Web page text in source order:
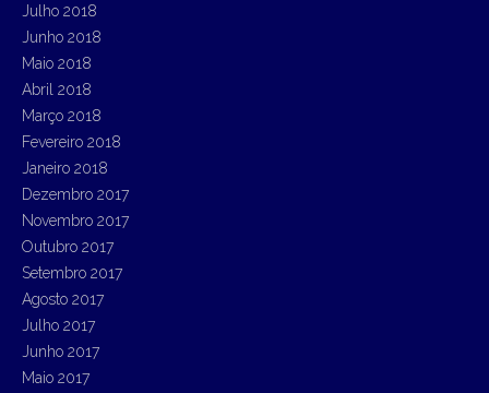
Julho 2018
Junho 2018
Maio 2018
Abril 2018
Março 2018
Fevereiro 2018
Janeiro 2018
Dezembro 2017
Novembro 2017
Outubro 2017
Setembro 2017
Agosto 2017
Julho 2017
Junho 2017
Maio 2017